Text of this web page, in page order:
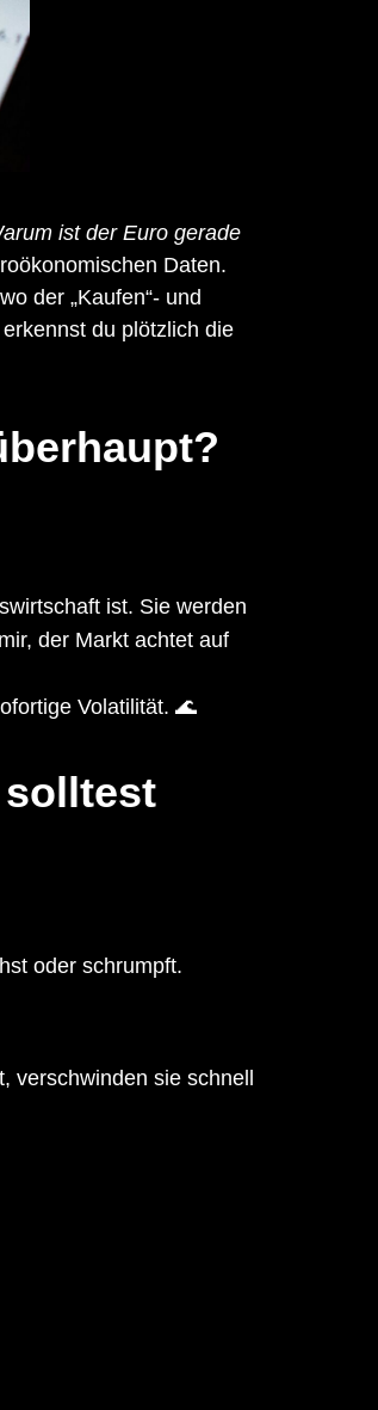
ist der Euro gerade
Daten.
der „Kaufen“- und
du plötzlich die
ist. Sie werden
der Markt achtet auf
Volatilität. 🌊
oder schrumpft.
verschwinden sie schnell